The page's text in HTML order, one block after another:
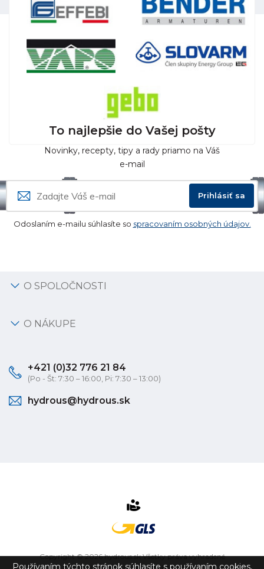
To najlepšie do Vašej pošty
Novinky, recepty, tipy a rady priamo na Váš
e-mail
Prihlásiť sa
Odoslaním e-mailu súhlasíte so spracovaním osobných údajov.
O SPOLOČNOSTI
O NÁKUPE
+421 (0)32 776 21 84
(Po - Št: 7:30 – 16:00, Pi: 7:30 – 13:00)
hydrous@hydrous.sk
Copyright © 2026 hydrous.sk Všetky práva vyhradené
eshop na mieruvytvorilovibration.sk
Používaním týchto stránok súhlasíte s používaním cookies,